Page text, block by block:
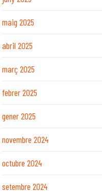
maig 2025
abril 2025
març 2025
febrer 2025
gener 2025
novembre 2024
octubre 2024
setembre 2024